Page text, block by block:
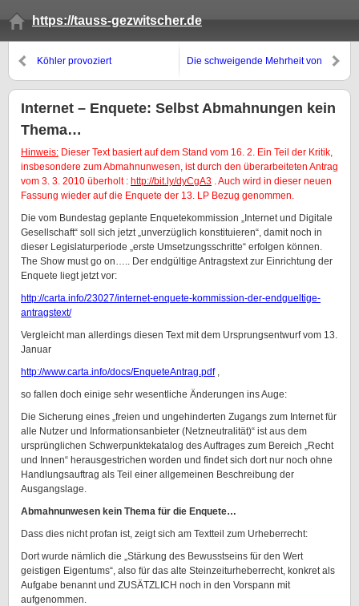
https://tauss-gezwitscher.de
Köhler provoziert
Die schweigende Mehrheit von
Internet – Enquete: Selbst Abmahnungen kein
Thema…
Hinweis: Dieser Text basiert auf dem Stand vom 16. 2. Ein Teil der Kritik,
insbesondere zum Abmahnunwesen, ist durch den überarbeiteten Antrag
vom 3. 3. 2010 überholt : http://bit.ly/dyCgA3 . Auch wird in dieser neuen
Fassung wieder auf die Enquete der 13. LP Bezug genommen.
Die vom Bundestag geplante Enquetekommission „Internet und Digitale
Gesellschaft“ soll sich jetzt „unverzüglich konstituieren“, damit noch in
dieser Legislaturperiode „erste Umsetzungsschritte“ erfolgen können.
The Show must go on….. Der endgültige Antragstext zur Einrichtung der
Enquete liegt jetzt vor:
http://carta.info/23027/internet-enquete-kommission-der-endgueltige-
antragstext/
Vergleicht man allerdings diesen Text mit dem Ursprungsentwurf vom 13.
Januar
http://www.carta.info/docs/EnqueteAntrag.pdf,
so fallen doch einige sehr wesentliche Änderungen ins Auge:
Die Sicherung eines „freien und ungehinderten Zugangs zum Internet für
alle Nutzer und Informationsanbieter (Netzneutralität)“ ist aus dem
ursprünglichen Schwerpunktekatalog des Auftrages zum Bereich „Recht
und Innen“ herausgestrichen worden und findet sich dort nur noch ohne
Handlungsauftrag als Teil einer allgemeinen Beschreibung der
Ausgangslage.
Abmahnunwesen kein Thema für die Enquete…
Dass dies nicht profan ist, zeigt sich am Textteil zum Urheberrecht:
Dort wurde nämlich die „Stärkung des Bewusstseins für den Wert
geistigen Eigentums“, also für das alte Steinzeiturheberrecht, konkret als
Aufgabe benannt und ZUSÄTZLICH noch in den Vorspann mit
aufgenommen.